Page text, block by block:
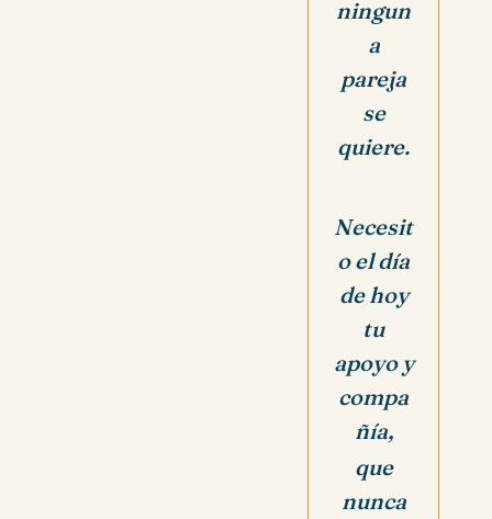
ningun
a
pareja
se
quiere.
Necesit
o el día
de hoy
tu
apoyo y
compa
ñía,
que
nunca